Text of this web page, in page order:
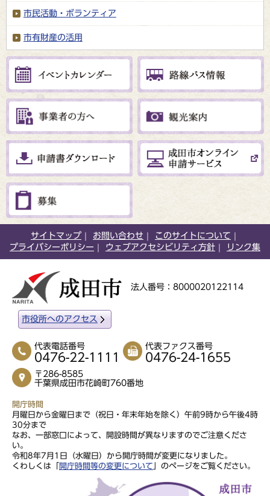
市民活動・ボランティア
市有財産の活用
サイトマップ お問い合わせ
このサイトについて
プライバシーポリシー
ウェブアクセシビリティ方針 リンク集
法人番号：8000020122114
市役所へのアクセス
代表電話番号
0476-22-1111
代表ファクス番号
0476-24-1655
〒286-8585
千葉県成田市花崎町760番地
開庁時間
月曜日から金曜日まで（祝日・年末年始を除く）午前9時から午後4時
30分まで
なお、一部窓口によって、開設時間が異なりますのでご注意くださ
い。
令和8年7月1日（水曜日）から開庁時間が変更になりました。
くわしくは「
開庁時間等の変更について 」のページをご覧ください。